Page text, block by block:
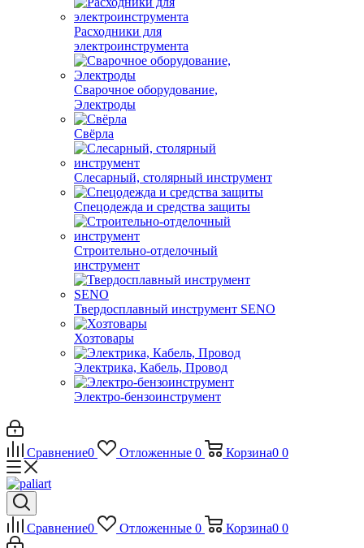
Расходники для
электроинструмента
Сварочное оборудование,
Электроды
Свёрла
Слесарный, столярный инструмент
Спецодежда и средства защиты
Строительно-отделочный
инструмент
Твердосплавный инструмент SENO
Хозтовары
Электрика, Кабель, Провод
Электро-бензоинструмент
Сравнение0 Отложенные 0 Корзина0 0
Сравнение0 Отложенные 0 Корзина0 0